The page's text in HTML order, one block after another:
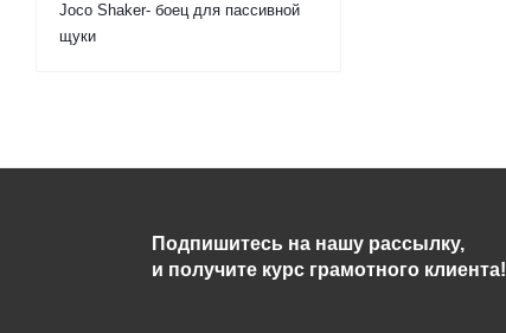
Joco Shaker- боец для пассивной
щуки
Подпишитесь на нашу рассылку,
и получите курс грамотного клиента!